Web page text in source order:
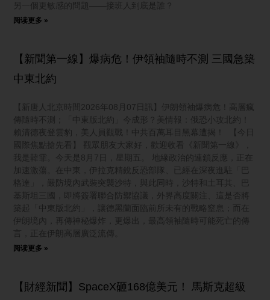
另一個更敏感的問題——接班人到底是誰？
阅读更多 »
【新聞第一線】爆病危！伊領袖隨時不測 三國急築
中東北約
【新唐人北京時間2026年08月07日訊】伊朗領袖爆病危！高層瘋
傳隨時不測；「中東版北約」今成形？美情報：俄恐小攻北約！
賴清德夜登雲豹，美人員觀戰！中共百萬耳目黑幕遭揭！ 【今日
國際焦點搶先看】 觀眾朋友大家好，歡迎收看《新聞第一線》，
我是韓霏。今天是8月7日，星期五。 地緣政治的連鎖反應，正在
加速激蕩。在中東，伊拉克精銳反恐部隊、已經在深夜進駐「巴
格達」，嚴防境內武裝突襲沙特，與此同時，沙特和土耳其、巴
基斯坦三國，即將簽署聯合防禦協議，外界高度關注、這是否將
築起「中東版北約」，讓德黑蘭面臨前所未有的戰略窒息；而在
伊朗境內，再傳神秘爆炸，更爆出，最高領袖隨時可能死亡的傳
言，正在伊朗高層廣泛流傳。
阅读更多 »
【財經新聞】SpaceX砸168億美元！ 馬斯克超級